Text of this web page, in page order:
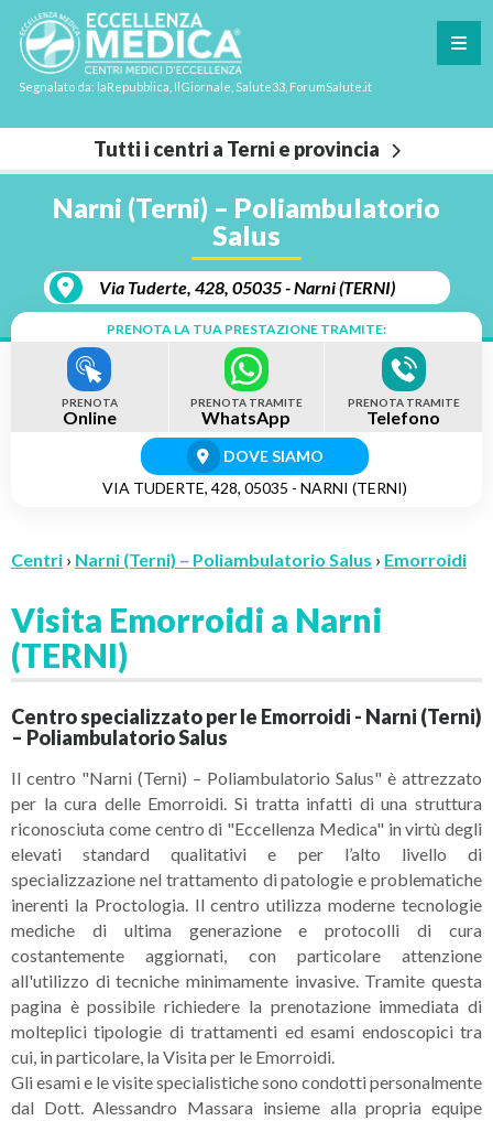
Segnalato da: laRepubblica, IlGiornale, Salute33, ForumSalute.it
Tutti i centri a Terni e provincia
Narni (Terni) – Poliambulatorio
Salus
Via Tuderte, 428, 05035 - Narni (TERNI)
PRENOTA LA TUA PRESTAZIONE TRAMITE:
PRENOTA
Online
PRENOTA TRAMITE
WhatsApp
PRENOTA TRAMITE
Telefono
DOVE SIAMO
VIA TUDERTE, 428, 05035 - NARNI (TERNI)
Centri › Narni (Terni) – Poliambulatorio Salus › Emorroidi
Visita Emorroidi a Narni
(TERNI)
Centro specializzato per le Emorroidi - Narni (Terni)
– Poliambulatorio Salus
Il centro "Narni (Terni) – Poliambulatorio Salus" è attrezzato
per la cura delle Emorroidi. Si tratta infatti di una struttura
riconosciuta come centro di "Eccellenza Medica" in virtù degli
elevati standard qualitativi e per l’alto livello di
specializzazione nel trattamento di patologie e problematiche
inerenti la Proctologia. Il centro utilizza moderne tecnologie
mediche di ultima generazione e protocolli di cura
costantemente aggiornati, con particolare attenzione
all'utilizzo di tecniche minimamente invasive. Tramite questa
pagina è possibile richiedere la prenotazione immediata di
molteplici tipologie di trattamenti ed esami endoscopici tra
cui, in particolare, la Visita per le Emorroidi.
Gli esami e le visite specialistiche sono condotti personalmente
dal Dott. Alessandro Massara insieme alla propria equipe